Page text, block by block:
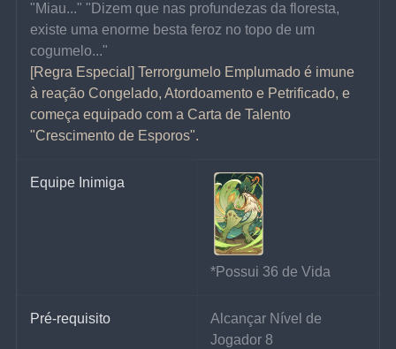
"Miau..." "Dizem que nas profundezas da floresta,
existe uma enorme besta feroz no topo de um
cogumelo..."
[Regra Especial] Terrorgumelo Emplumado é imune
à reação Congelado, Atordoamento e Petrificado, e
começa equipado com a Carta de Talento
"Crescimento de Esporos".
Equipe Inimiga
*Possui 36 de Vida
Pré-requisito
Alcançar Nível de
Jogador 8